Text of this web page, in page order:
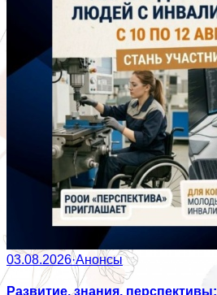
03.08.2026·Анонсы
Развитие, знания, перспективы: